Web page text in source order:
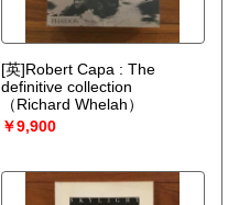
[英]Robert Capa : The
definitive collection
（Richard Whelah）
￥9,900